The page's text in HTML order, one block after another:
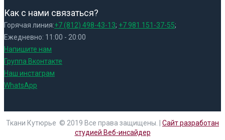
Как с нами связаться?
Горячая линия:+7 (812) 498-43-13; +7 981 151-37-55;
Ежедневно: 11:00 - 20:00
Напишите нам
Группа Вконтакте
Наш инстаграм
WhatsApp
Ткани Кутюрье © 2019 Все права защищены. | Сайт разработан
студией Веб-инсайдер